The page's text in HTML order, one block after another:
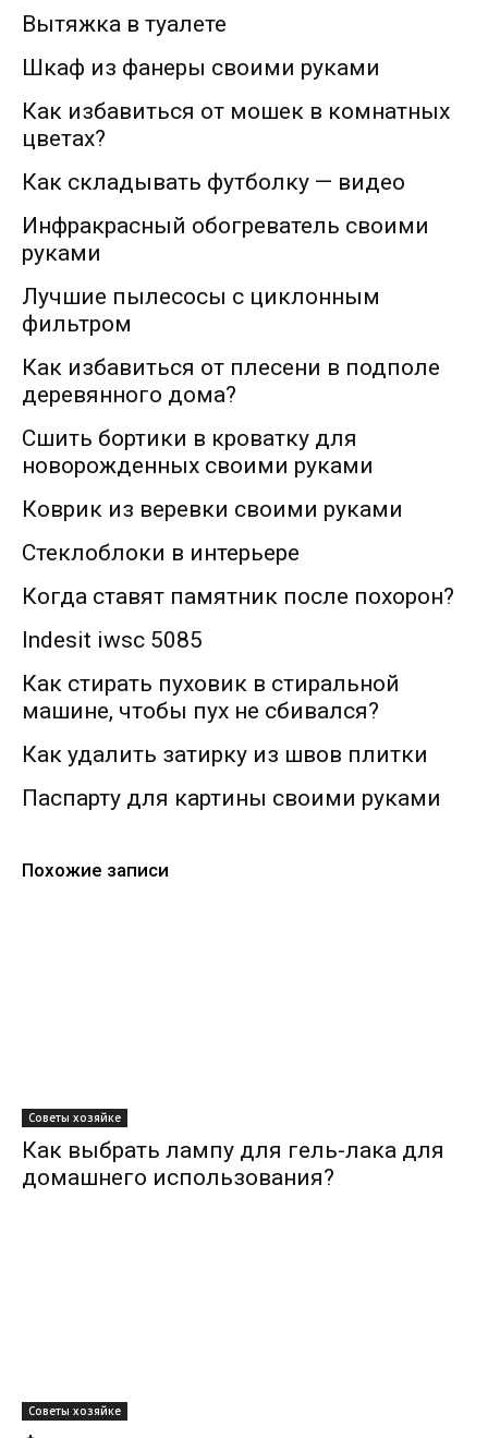
Вытяжка в туалете
Шкаф из фанеры своими руками
Как избавиться от мошек в комнатных
цветах?
Как складывать футболку — видео
Инфракрасный обогреватель своими
руками
Лучшие пылесосы с циклонным
фильтром
Как избавиться от плесени в подполе
деревянного дома?
Сшить бортики в кроватку для
новорожденных своими руками
Коврик из веревки своими руками
Стеклоблоки в интерьере
Когда ставят памятник после похорон?
Indesit iwsc 5085
Как стирать пуховик в стиральной
машине, чтобы пух не сбивался?
Как удалить затирку из швов плитки
Паспарту для картины своими руками
Похожие записи
Советы хозяйке
Как выбрать лампу для гель-лака для
домашнего использования?
Советы хозяйке